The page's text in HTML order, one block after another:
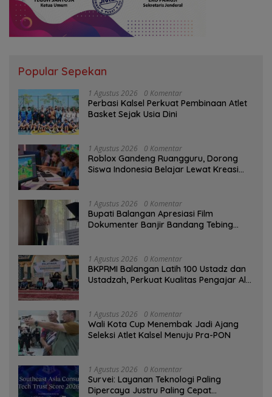
Popular Sepekan
1 Agustus 2026 0 Komentar
Perbasi Kalsel Perkuat Pembinaan Atlet
Basket Sejak Usia Dini
1 Agustus 2026 0 Komentar
Roblox Gandeng Ruangguru, Dorong
Siswa Indonesia Belajar Lewat Kreasi
1 Agustus 2026 0 Komentar
Bupati Balangan Apresiasi Film
Dokumenter Banjir Bandang Tebing
1 Agustus 2026 0 Komentar
BKPRMI Balangan Latih 100 Ustadz dan
Ustadzah, Perkuat Kualitas Pengajar Al-
1 Agustus 2026 0 Komentar
Wali Kota Cup Menembak Jadi Ajang
Seleksi Atlet Kalsel Menuju Pra-PON
1 Agustus 2026 0 Komentar
Survei: Layanan Teknologi Paling
Dipercaya Justru Paling Cepat